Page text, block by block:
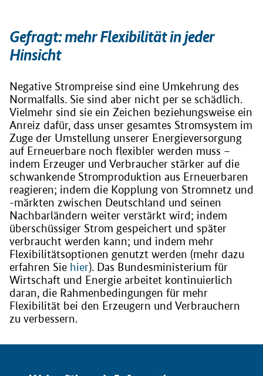
Gefragt: mehr Flexibilität in jeder
Hinsicht
Negative Strompreise sind eine Umkehrung des
Normalfalls. Sie sind aber nicht per se schädlich.
Vielmehr sind sie ein Zeichen beziehungsweise ein
Anreiz dafür, dass unser gesamtes Stromsystem im
Zuge der Umstellung unserer Energieversorgung
auf Erneuerbare noch flexibler werden muss –
indem Erzeuger und Verbraucher stärker auf die
schwankende Stromproduktion aus Erneuerbaren
reagieren; indem die Kopplung von Stromnetz und
-märkten zwischen Deutschland und seinen
Nachbarländern weiter verstärkt wird; indem
überschüssiger Strom gespeichert und später
verbraucht werden kann; und indem mehr
Flexibilitätsoptionen genutzt werden (mehr dazu
erfahren Sie hier). Das Bundesministerium für
Wirtschaft und Energie arbeitet kontinuierlich
daran, die Rahmenbedingungen für mehr
Flexibilität bei den Erzeugern und Verbrauchern
zu verbessern.